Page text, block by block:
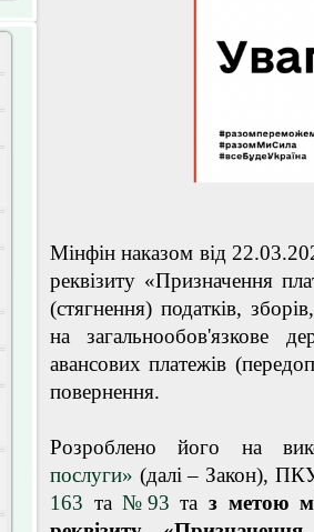
Мінфін наказом від
реквізиту «Призначення
(стягнення) податків,
на загальнообов'язкове
авансових платежів
повернення.
Розроблено його на
послуги» (далі – Закон),
163 та№93 таз метою